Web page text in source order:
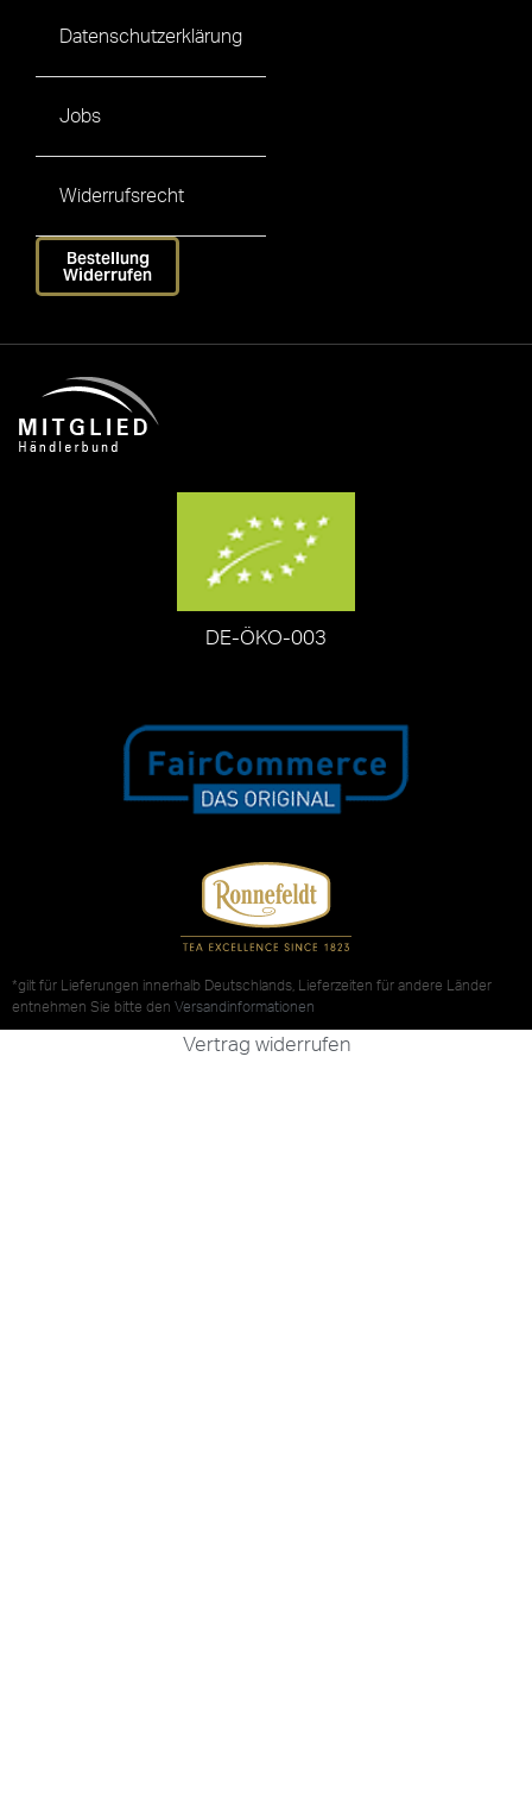
Datenschutzerklärung
Jobs
Widerrufsrecht
Bestellung
Widerrufen
DE-ÖKO-003
*gilt für Lieferungen innerhalb Deutschlands, Lieferzeiten für andere Länder
entnehmen Sie bitte den Versandinformationen
Vertrag widerrufen